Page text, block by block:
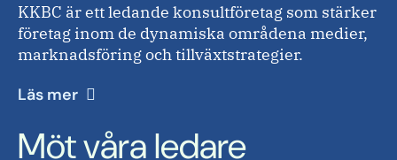
KKBC är ett ledande konsultföretag som stärker
företag inom de dynamiska områdena medier,
marknadsföring och tillväxtstrategier.
Läs mer
Möt våra ledare